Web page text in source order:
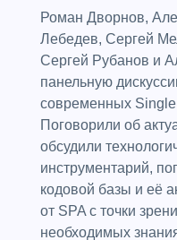
Роман Дворнов, Алексей Букин, Константин
Лебедев, Сергей
Сергей Рубанов и
панельную
современных
Поговорили об
обсудили
инструментарий,
кодовой базы и её
от SPA с точки
необходимых